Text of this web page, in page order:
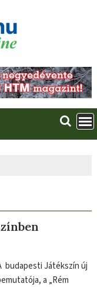
budapesti Játékszín új
a „Rém